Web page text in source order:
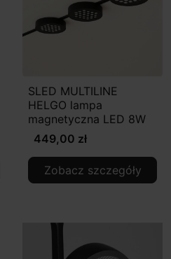
SLED MULTILINE
HELGO lampa
magnetyczna LED 8W
449,00 zł
Zobacz szczegóły